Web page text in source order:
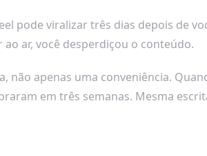
pode viralizar três dias depois de
ar, você desperdiçou o conteúdo.
apenas uma conveniência.
em três semanas. Mesma